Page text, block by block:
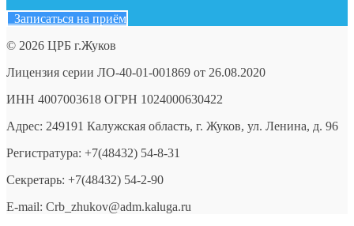
Записаться на приём
© 2026 ЦРБ г.Жуков
Лицензия серии ЛО-40-01-001869 от 26.08.2020
ИНН 4007003618 ОГРН 1024000630422
Адрес: 249191 Калужская область, г. Жуков, ул. Ленина, д. 96
Регистратура: +7(48432) 54-8-31
Секретарь: +7(48432) 54-2-90
E-mail: Crb_zhukov@adm.kaluga.ru